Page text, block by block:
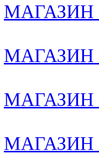
МАГАЗИН
МАГАЗИН
МАГАЗИН
МАГАЗИН